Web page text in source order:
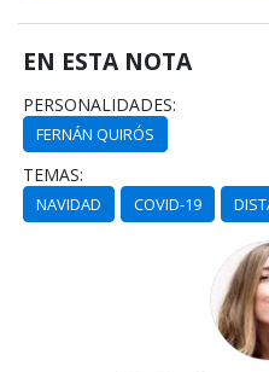
EN ESTA NOTA
PERSONALIDADES:
FERNÁN QUIRÓS
TEMAS:
NAVIDAD COVID-19